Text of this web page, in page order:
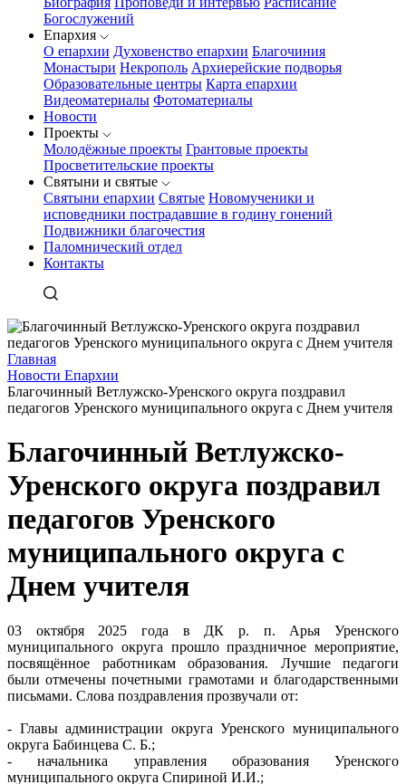
Богослужений
Епархия
О епархии Духовенство епархии Благочиния
Монастыри Некрополь Архиерейские подворья
Образовательные центры Карта епархии
Видеоматериалы Фотоматериалы
Новости
Проекты
Молодёжные проекты Грантовые проекты
Просветительские проекты
Святыни и святые
Святыни епархии Святые Новомученики и
исповедники пострадавшие в годину гонений
Подвижники благочестия
Паломнический отдел
Контакты
Главная
Новости Епархии
Благочинный Ветлужско-Уренского округа поздравил
педагогов Уренского муниципального округа с Днем учителя
Благочинный Ветлужско-
Уренского округа поздравил
педагогов Уренского
муниципального округа с
Днем учителя
03 октября 2025 года в ДК р. п. Арья Уренского
муниципального округа прошло праздничное мероприятие,
посвящённое работникам образования. Лучшие педагоги
были отмечены почетными грамотами и благодарственными
письмами. Слова поздравления прозвучали от:
- Главы администрации округа Уренского муниципального
округа Бабинцева С. Б.;
- начальника управления образования Уренского
муниципального округа Спириной И.И.;